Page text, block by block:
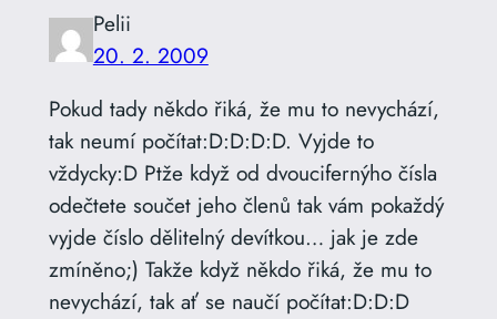
Pelii
20. 2. 2009
Pokud tady někdo řiká, že mu to nevychází,
tak neumí počítat:D:D:D:D. Vyjde to
vždycky:D Ptže když od dvoucifernýho čísla
odečtete součet jeho členů tak vám pokaždý
vyjde číslo dělitelný devítkou… jak je zde
zmíněno;) Takže když někdo řiká, že mu to
nevychází, tak ať se naučí počítat:D:D:D